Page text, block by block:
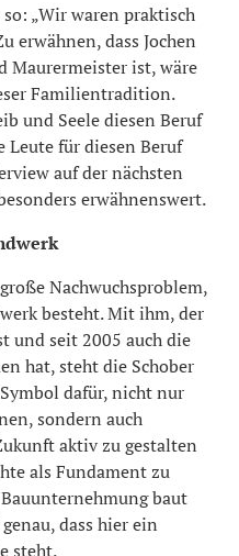
„Wir waren praktisch
erwähnen, dass Jochen
Maurermeister ist, wäre
Familientradition.
und Seele diesen Beruf
für diesen Beruf
auf der nächsten
erwähnenswert.
Nachwuchsproblem,
besteht. Mit ihm, der
und seit 2005 auch die
hat, steht die Schober
dafür, nicht nur
sondern auch
aktiv zu gestalten
als Fundament zu
baut
dass hier ein
steht.